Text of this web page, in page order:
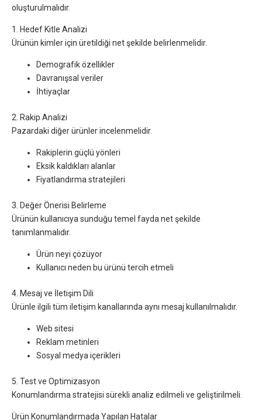
oluşturulmalıdır.
1. Hedef Kitle Analizi
Ürünün kimler için üretildiği net şekilde belirlenmelidir.
Demografik özellikler
Davranışsal veriler
İhtiyaçlar
2. Rakip Analizi
Pazardaki diğer ürünler incelenmelidir.
Rakiplerin güçlü yönleri
Eksik kaldıkları alanlar
Fiyatlandırma stratejileri
3. Değer Önerisi Belirleme
Ürünün kullanıcıya sunduğu temel fayda net şekilde
tanımlanmalıdır.
Ürün neyi çözüyor
Kullanıcı neden bu ürünü tercih etmeli
4. Mesaj ve İletişim Dili
Ürünle ilgili tüm iletişim kanallarında aynı mesaj kullanılmalıdır.
Web sitesi
Reklam metinleri
Sosyal medya içerikleri
5. Test ve Optimizasyon
Konumlandırma stratejisi sürekli analiz edilmeli ve geliştirilmeli.
Ürün Konumlandırmada Yapılan Hatalar